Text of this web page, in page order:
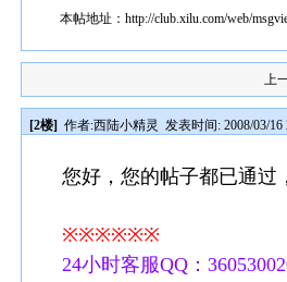
本帖地址：http://club.xilu.com/web/
上
[2楼] 作者:西陆小精灵 发表时间: 2008/03/16
您好，您的帖子都已通过
※※※※※※
24小时客服QQ：